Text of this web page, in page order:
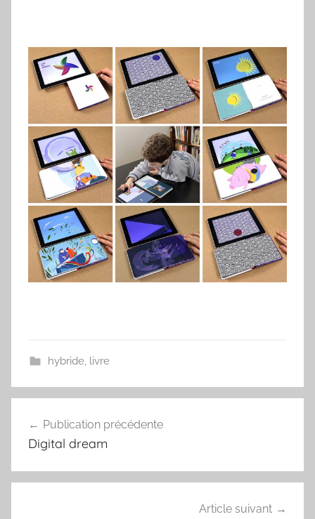
hybride, livre
Navigation
de
l’article
Publication précédente
Digital dream
Article suivant